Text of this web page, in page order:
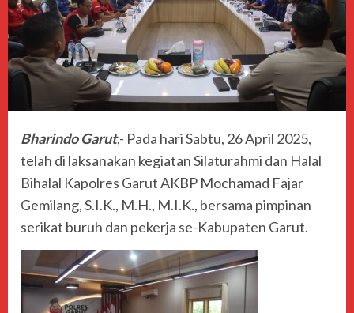
Bharindo Garut,- Pada hari Sabtu, 26 April 2025,
telah di laksanakan kegiatan Silaturahmi dan Halal
Bihalal Kapolres Garut AKBP Mochamad Fajar
Gemilang, S.I.K., M.H., M.I.K., bersama pimpinan
serikat buruh dan pekerja se-Kabupaten Garut.